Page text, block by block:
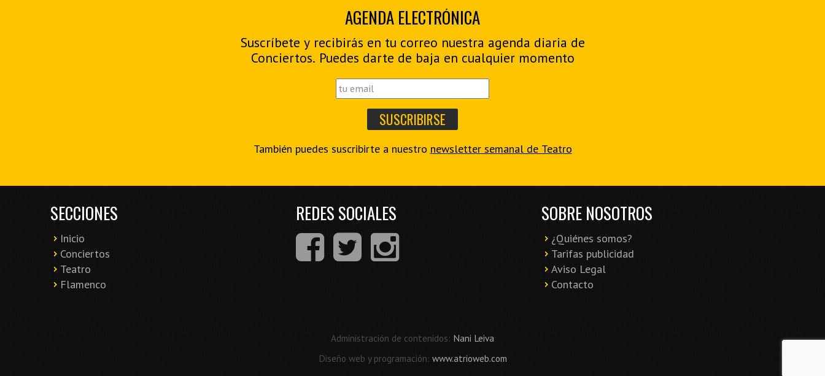
AGENDA ELECTRÓNICA
Suscríbete y recibirás en tu correo nuestra agenda diaria de
Conciertos. Puedes darte de baja en cualquier momento
También puedes suscribirte a nuestro newsletter semanal de Teatro
SECCIONES
Inicio
Conciertos
Teatro
Flamenco
REDES SOCIALES SOBRE NOSOTROS
¿Quiénes somos?
Tarifas publicidad
Aviso Legal
Contacto
Administración de contenidos: Nani Leiva
Diseño web y programación: www.atrioweb.com